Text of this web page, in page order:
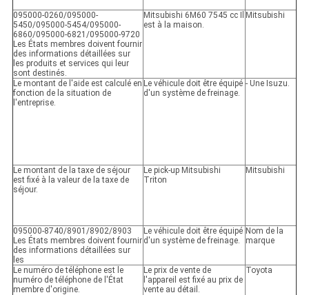
095000-0260/095000-
5450/095000-5454/095000-
6860/095000-6821/095000-9720
Les États membres doivent fournir
des informations détaillées sur
les produits et services qui leur
sont destinés.
Mitsubishi 6M60 7545 cc Il
est à la maison.
Mitsubishi
Le montant de l'aide est calculé en
fonction de la situation de
l'entreprise.
Le véhicule doit être équipé
d'un système de freinage.
- Une Isuzu.
Le montant de la taxe de séjour
est fixé à la valeur de la taxe de
séjour.
Le pick-up Mitsubishi
Triton
Mitsubishi
095000-8740/8901/8902/8903
Les États membres doivent fournir
des informations détaillées sur
les
Le véhicule doit être équipé
d'un système de freinage.
Nom de la
marque
Le numéro de téléphone est le
numéro de téléphone de l'État
membre d'origine.
Le prix de vente de
l'appareil est fixé au prix de
vente au détail.
Toyota